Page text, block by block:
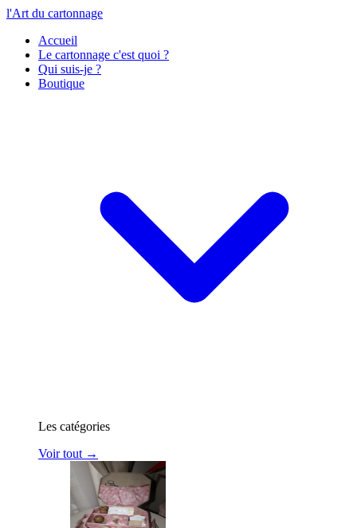
l'Art du cartonnage
Accueil
Le cartonnage c'est quoi ?
Qui suis-je ?
Boutique
Les catégories
Voir tout →